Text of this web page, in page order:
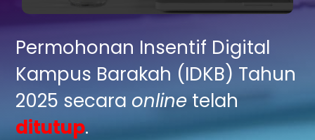
Permohonan Insentif Digital
Kampus Barakah (IDKB) Tahun
2025 secara onlinetelah
ditutup.